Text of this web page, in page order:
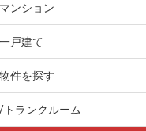
ンション
戸建て
件を探す
ランクルーム